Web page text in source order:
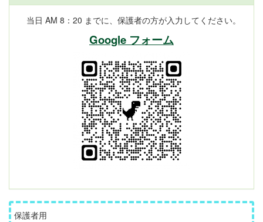
当日 AM 8：20 までに、保護者の方が入力してください。
Google フォーム
保護者用